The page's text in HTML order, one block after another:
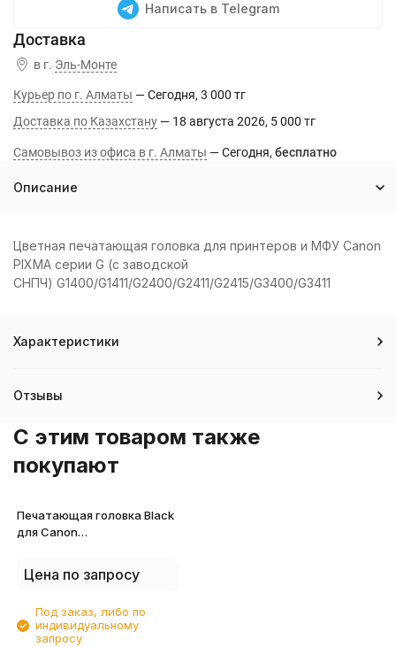
Написать в Telegram
в г. Эль-Монте
Курьер по г. Алматы Сегодня 3 000 тг
Доставка по Казахстану
18 августа 2026 5 000 тг
Самовывоз из офиса в г. Алматы Сегодня Бесплатно
Описание
Цветная печатающая головка для принтеров и МФУ Canon
PIXMA серии G (с заводской
СНПЧ) G1400/G1411/G2400/G2411/G2415/G3400/G3411
Характеристики
Отзывы
C этим товаром также
покупают
Печатающая головка Black
для Canon
000000
Цена по запросу
Под заказ, либо по
индивидуальному
запросу